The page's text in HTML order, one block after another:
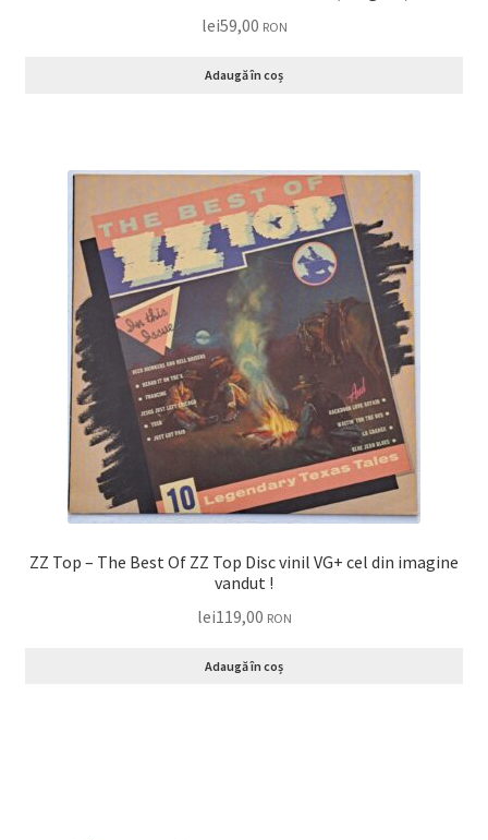
lei59,00 RON
Adaugă în coș
ZZ Top – The Best Of ZZ Top Disc vinil VG+ cel din imagine
vandut !
lei119,00 RON
Adaugă în coș